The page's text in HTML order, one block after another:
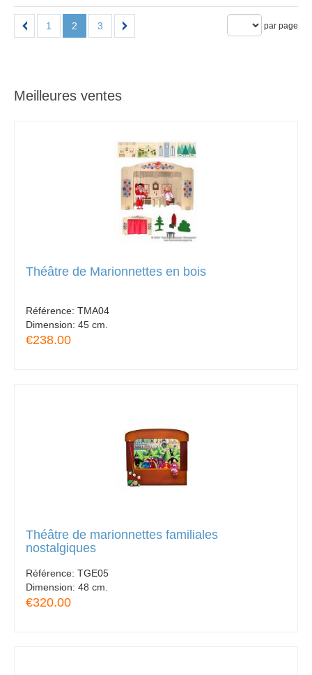
1 2 3 par page
Meilleures ventes
Théâtre de Marionnettes en bois
Référence: TMA04
Dimension: 45 cm.
€238.00
Théâtre de marionnettes familiales
nostalgiques
Référence: TGE05
Dimension: 48 cm.
€320.00